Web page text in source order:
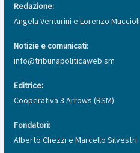
Redazione:
Angela Venturini e Lorenzo Muccioli
Notizie e comunicati:
info@tribunapoliticaweb.sm
Editrice:
Cooperativa 3 Arrows (RSM)
Fondatori:
Alberto Chezzi e Marcello Silvestri